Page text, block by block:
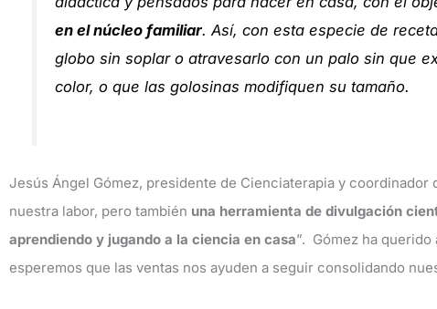
en el núcleo familiar. Así, con esta especie de
globo sin soplar o atravesarlo con un palo sin que
color, o que las golosinas modifiquen su tamaño.
Jesús Ángel Gómez, presidente de Cienciaterapia y
nuestra labor, pero también una herramienta de divulgación
aprendiendo y jugando a la ciencia en casa”. Gómez ha
esperemos que las ventas nos ayuden a seguir consolidando